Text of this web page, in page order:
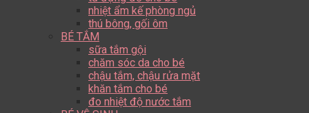
nhiệt ẩm kế phòng ngủ
thú bông, gối ôm
BÉ TẮM
sữa tắm gội
chăm sóc da cho bé
chậu tắm, chậu rửa mặt
khăn tắm cho bé
đo nhiệt độ nước tắm